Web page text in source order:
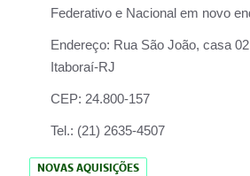
Federativo e Nacional em novo
Endereço: Rua São João, casa
Itaboraí-RJ
CEP: 24.800-157
Tel.: (21) 2635-4507
NOVAS AQUISIÇÕES